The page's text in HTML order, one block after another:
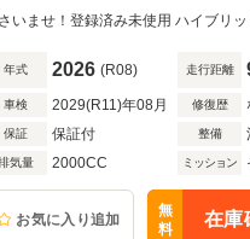
センシング LEDヘッ
年式 2026 (R08) 走行距離
車検 2029(R11)年08月 修復歴
保証 保証付 整備
気量 2000CC ミッション
お気に入り追加
無
料
在庫